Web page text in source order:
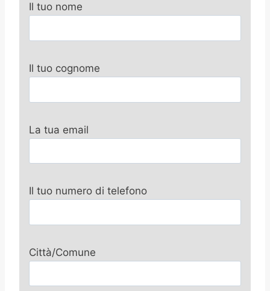
Il tuo nome
Il tuo cognome
La tua email
Il tuo numero di telefono
Città/Comune